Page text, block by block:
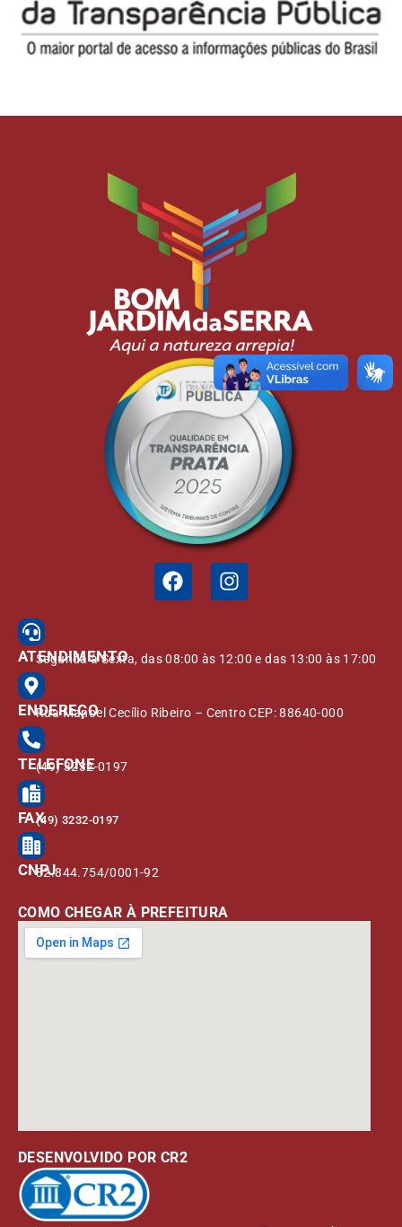
ATENDIMENTO
Segunda à Sexta, das 08:00 às 12:00 e das 13:00 às 17:00
ENDEREÇO
Rua Manoel Cecílio Ribeiro – Centro CEP: 88640-000
TELEFONE
(49) 3232-0197
FAX(49) 3232-0197
CNPJ82.844.754/0001-92
COMO CHEGAR À PREFEITURA
DESENVOLVIDO POR CR2